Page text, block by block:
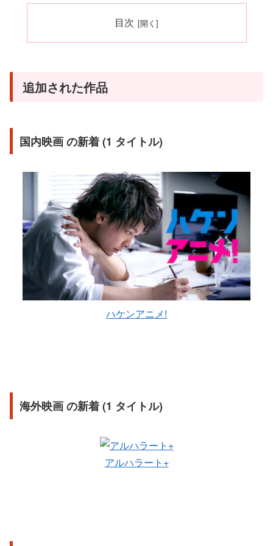
目次
追加された作品
国内映画 の新着 (1 タイトル)
ハケンアニメ!
海外映画 の新着 (1 タイトル)
アルハラート+